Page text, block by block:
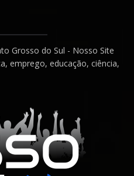
Grosso do Sul - Nosso Site
emprego, educação, ciência,